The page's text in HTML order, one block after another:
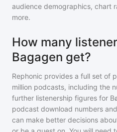
audience demographics, chart
more.
How many
Bagagen get?
Rephonic provides a full set of
million podcasts, including the
further listenership figures for
podcast download numbers
can make better decisions